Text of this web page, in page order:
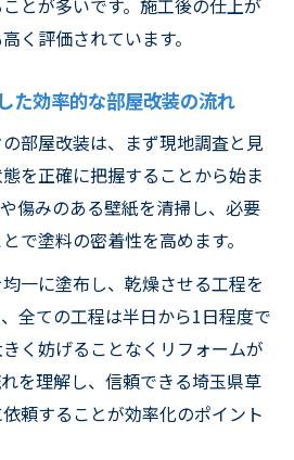
のコスト比較とお得な利用方
が壁紙リフォームに最適な理
と従来リフォームの違いを比
ムでクロスメイクが人気の背
による壁紙再生のメリット解
で壁紙を手軽に美しくリフォ
とが多いです。施工後の仕上が
く評価されています。
た効率的な部屋改装の流れ
部屋改装は、まず現地調査と見
を正確に把握することから始ま
傷みのある壁紙を清掃し、必要
で塗料の密着性を高めます。
一に塗布し、乾燥させる工程を
全ての工程は半日から1日程度で
く妨げることなくリフォームが
を理解し、信頼できる埼玉県草
頼することが効率化のポイント